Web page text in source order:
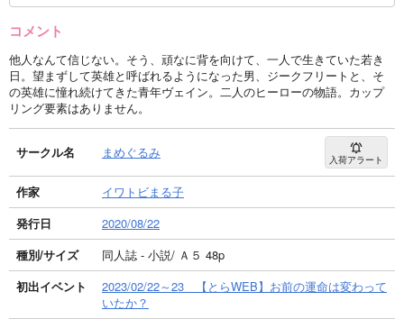
コメント
他人なんて信じない。そう、頑なに背を向けて、一人で生きていた若き
日。望まずして英雄と呼ばれるようになった男、ジークフリートと、そ
の英雄に憧れ続けてきた青年ヴェイン。二人のヒーローの物語。カップ
リング要素はありません。
サークル名 まめぐるみ 入荷アラート
作家
イワトビまる子
発行日
2020/08/22
種別/サイズ
同人誌 - 小説/ Ａ５ 48p
初出イベント
2023/02/22～23 【とらWEB】お前の運命は変わって
いたか？